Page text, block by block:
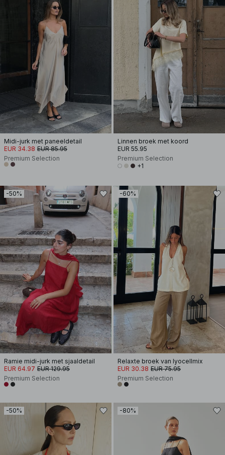
Midi-jurk met paneeldetail
EUR 34.38 EUR 85.95
Premium Selection
Linnen broek met koord
EUR 55.95
Premium Selection
+1
-50%
Ramie midi-jurk met sjaaldetail
EUR 64.97 EUR 129.95
Premium Selection
-60%
Relaxte broek van lyocellmix
EUR 30.38 EUR 75.95
Premium Selection
-50% -80%